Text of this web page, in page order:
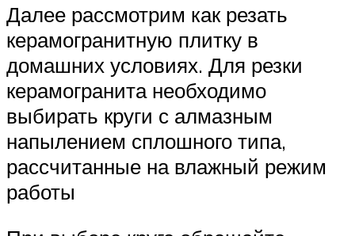
Далее рассмотрим как резать
керамогранитную плитку в
домашних условиях. Для резки
керамогранита необходимо
выбирать круги с алмазным
напылением сплошного типа,
рассчитанные на влажный режим
работы